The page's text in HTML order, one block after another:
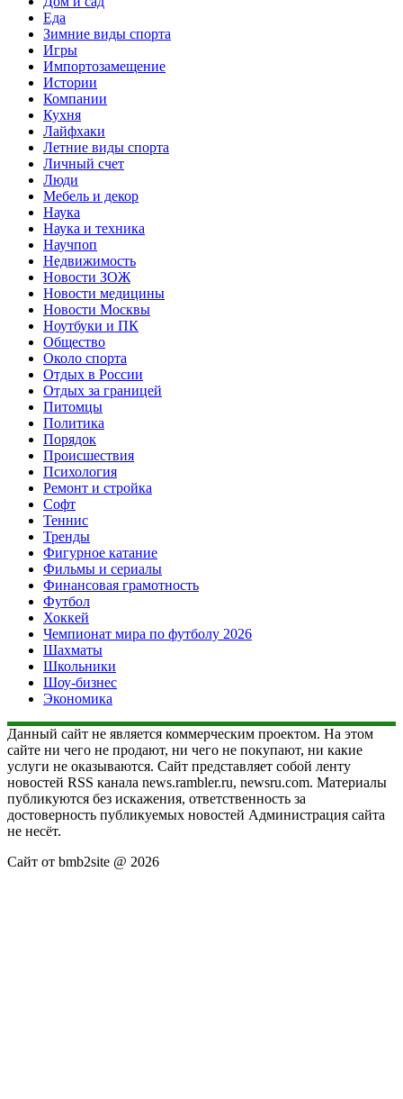
Еда
Зимние виды спорта
Игры
Импортозамещение
Истории
Компании
Кухня
Лайфхаки
Летние виды спорта
Личный счет
Люди
Мебель и декор
Наука
Наука и техника
Научпоп
Недвижимость
Новости ЗОЖ
Новости медицины
Новости Москвы
Ноутбуки и ПК
Общество
Около спорта
Отдых в России
Отдых за границей
Питомцы
Политика
Порядок
Происшествия
Психология
Ремонт и стройка
Софт
Теннис
Тренды
Фигурное катание
Фильмы и сериалы
Финансовая грамотность
Футбол
Хоккей
Чемпионат мира по футболу 2026
Шахматы
Школьники
Шоу-бизнес
Экономика
Данный сайт не является коммерческим проектом. На этом
сайте ни чего не продают, ни чего не покупают, ни какие
услуги не оказываются. Сайт представляет собой ленту
новостей RSS канала news.rambler.ru, newsru.com. Материалы
публикуются без искажения, ответственность за
достоверность публикуемых новостей Администрация сайта
не несёт.
Сайт от bmb2site @ 2026